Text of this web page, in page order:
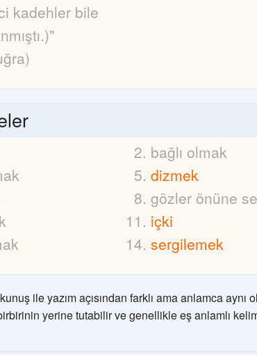
kadehler bile
bağlı olmak
dizmek
gözler önüne
içki
sergilemek
ile yazım açısından farklı ama anlamca aynı
yerine tutabilir ve genellikle eş anlamlı